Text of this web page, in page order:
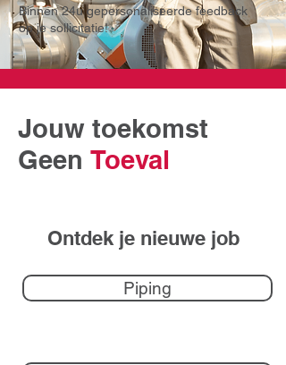
Binnen 24u gepersonaliseerde feedback
op je sollicitatie!
Jouw toekomst
Geen Toeval
Ontdek je nieuwe job
Piping